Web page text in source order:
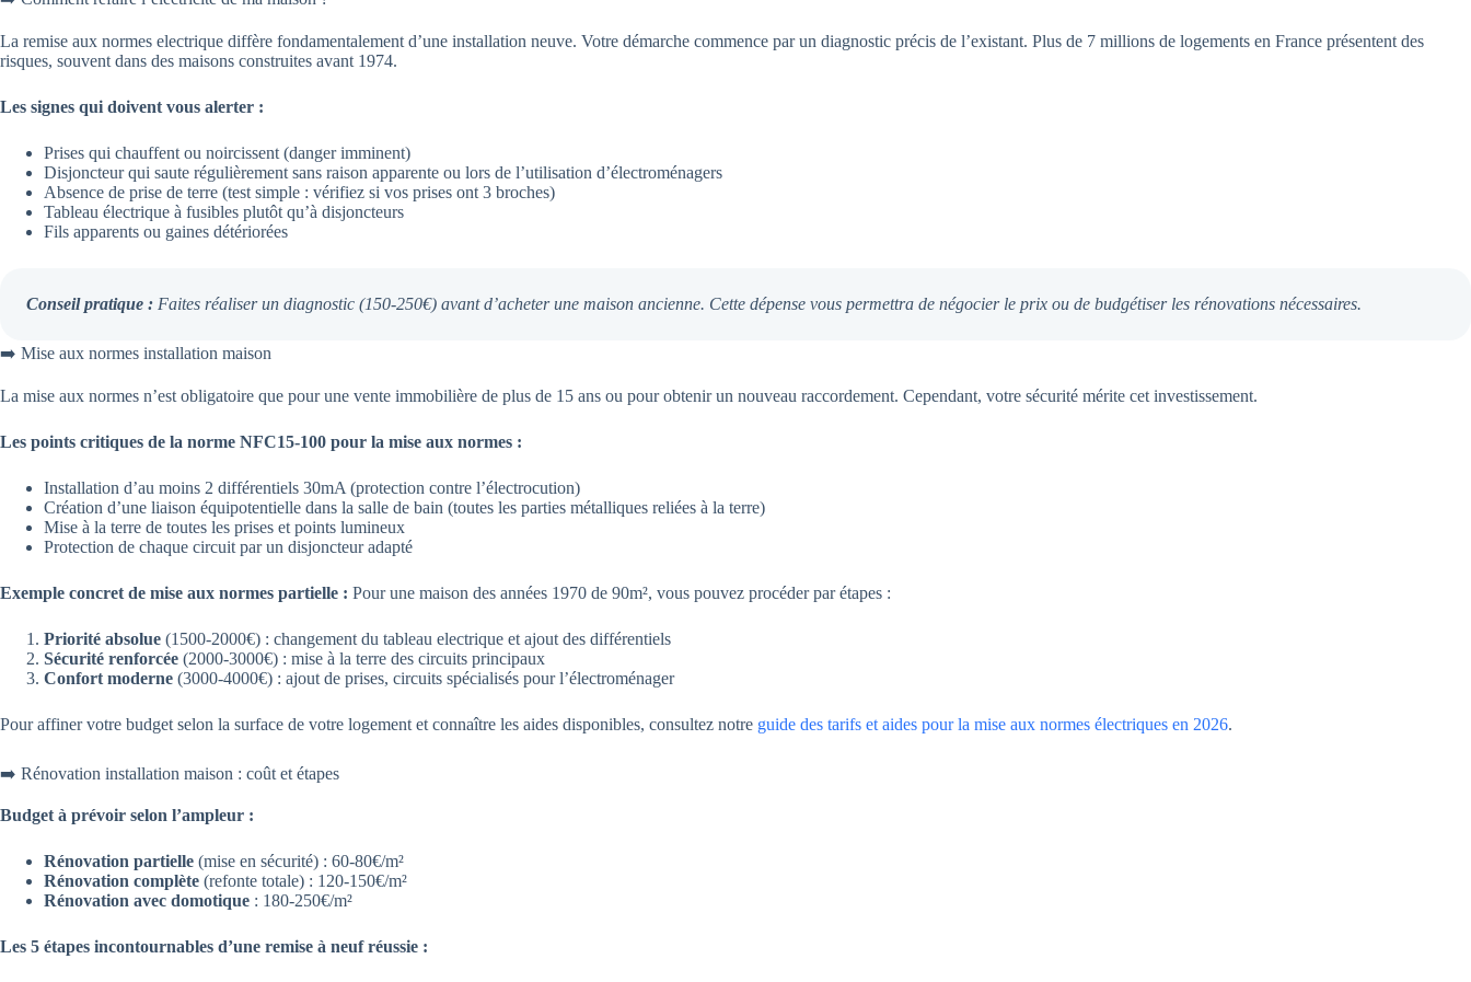
La remise aux normes electrique diffère fondamentalement d’une installation neuve. Votre démarche commence par un diagnostic précis de l’existant. Plus de 7 millions de logements en France présentent des
risques, souvent dans des maisons construites avant 1974.
Les signes qui doivent vous alerter :
Prises qui chauffent ou noircissent (danger imminent)
Disjoncteur qui saute régulièrement sans raison apparente ou lors de l’utilisation d’électroménagers
Absence de prise de terre (test simple : vérifiez si vos prises ont 3 broches)
Tableau électrique à fusibles plutôt qu’à disjoncteurs
Fils apparents ou gaines détériorées
Conseil pratique : Faites réaliser un diagnostic (150-250€) avant d’acheter une maison ancienne. Cette dépense vous permettra de négocier le prix ou de budgétiser les rénovations nécessaires.
➡️ Mise aux normes installation maison
La mise aux normes n’est obligatoire que pour une vente immobilière de plus de 15 ans ou pour obtenir un nouveau raccordement. Cependant, votre sécurité mérite cet investissement.
Les points critiques de la norme NFC15-100 pour la mise aux normes :
Installation d’au moins 2 différentiels 30mA (protection contre l’électrocution)
Création d’une liaison équipotentielle dans la salle de bain (toutes les parties métalliques reliées à la terre)
Mise à la terre de toutes les prises et points lumineux
Protection de chaque circuit par un disjoncteur adapté
Exemple concret de mise aux normes partielle : Pour une maison des années 1970 de 90m², vous pouvez procéder par étapes :
Priorité absolue (1500-2000€) : changement du tableau electrique et ajout des différentiels
Sécurité renforcée (2000-3000€) : mise à la terre des circuits principaux
Confort moderne (3000-4000€) : ajout de prises, circuits spécialisés pour l’électroménager
Pour affiner votre budget selon la surface de votre logement et connaître les aides disponibles, consultez notre guide des tarifs et aides pour la mise aux normes électriques en 2026.
➡️ Rénovation installation maison : coût et étapes
Budget à prévoir selon l’ampleur :
Rénovation partielle (mise en sécurité) : 60-80€/m²
Rénovation complète (refonte totale) : 120-150€/m²
Rénovation avec domotique : 180-250€/m²
Les 5 étapes incontournables d’une remise à neuf réussie :